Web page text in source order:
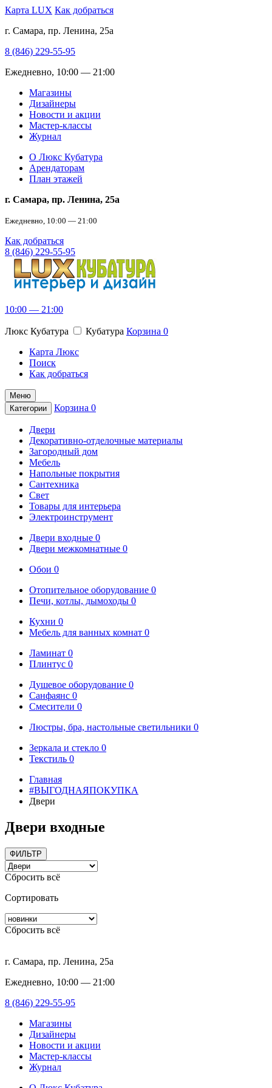
Карта LUX Как добраться
г. Самара, пр. Ленина, 25а
8 (846) 229-55-95
Ежедневно, 10:00 — 21:00
Магазины
Дизайнеры
Новости и акции
Мастер-классы
Журнал
О Люкс Кубатура
Арендаторам
План этажей
г. Самара, пр. Ленина, 25а
Ежедневно, 10:00 — 21:00
Как добраться
8 (846) 229-55-95
10:00 — 21:00
Люкс Кубатура Кубатура Корзина 0
Карта Люкс
Поиск
Как добраться
Меню
Категории
Корзина 0
Двери
Декоративно-отделочные материалы
Загородный дом
Мебель
Напольные покрытия
Сантехника
Свет
Товары для интерьера
Электроинструмент
Двери входные 0
Двери межкомнатные 0
Обои 0
Отопительное оборудование 0
Печи, котлы, дымоходы 0
Кухни 0
Мебель для ванных комнат 0
Ламинат 0
Плинтус 0
Душевое оборудование 0
Санфаянс 0
Смесители 0
Люстры, бра, настольные светильники 0
Зеркала и стекло 0
Текстиль 0
Главная
#ВЫГОДНАЯПОКУПКА
Двери
Двери входные
ФИЛЬТР
Сбросить всё
Сортировать
Сбросить всё
г. Самара, пр. Ленина, 25а
Ежедневно, 10:00 — 21:00
8 (846) 229-55-95
Магазины
Дизайнеры
Новости и акции
Мастер-классы
Журнал